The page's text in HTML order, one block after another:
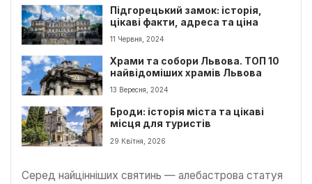
Підгорецький замок: історія,
цікаві факти, адреса та ціна
11 Червня, 2024
Храми та собори Львова. ТОП 10
найвідоміших храмів Львова
13 Вересня, 2024
Броди: історія міста та цікаві
місця для туристів
29 Квітня, 2026
Серед найцінніших святинь — алебастрова статуя